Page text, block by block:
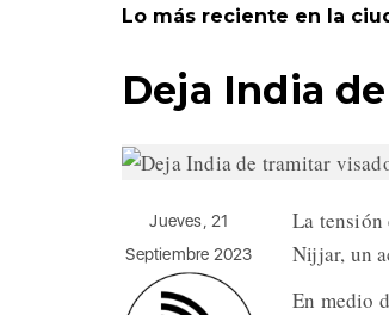
Lo más reciente en la
Deja India
Jueves, 21
Septiembre 2023
La tensión
Nijjar, un
En medio